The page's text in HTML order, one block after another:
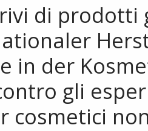
di
in der
gli
cosmetici